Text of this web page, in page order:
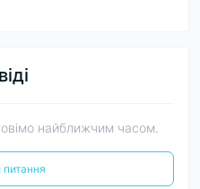
найближчим часом.